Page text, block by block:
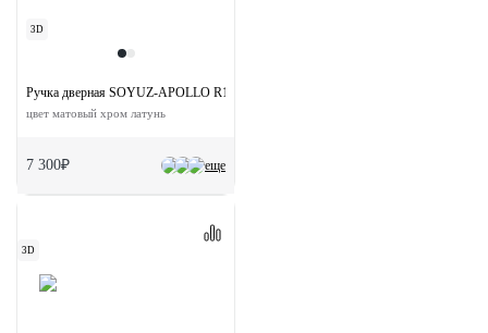
3D
еще
Ручка дверная SOYUZ-APOLLO R1-E SSS на круглой розетке
цвет матовый хром латунь
7 300₽
3D